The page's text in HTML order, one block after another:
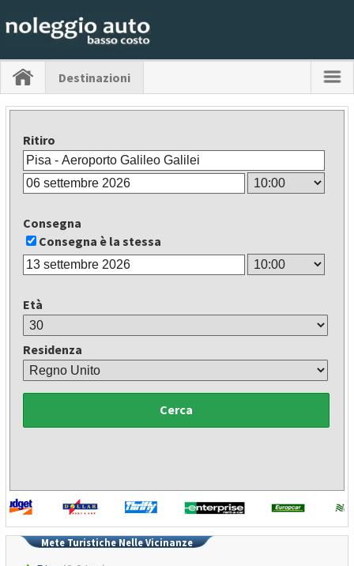
Destinazioni
Ritiro
Consegna
Consegna è la stessa
Età
Residenza
Cerca
Mete Turistiche Nelle Vicinanze